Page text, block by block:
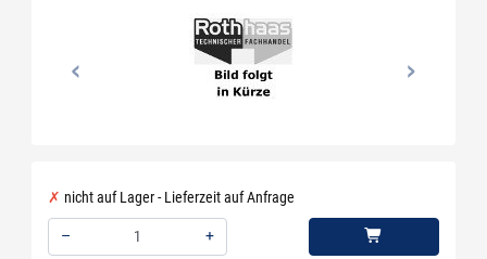
nicht auf Lager - Lieferzeit auf Anfrage
–
+